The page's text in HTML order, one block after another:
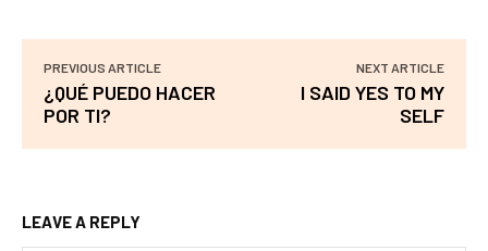
PREVIOUS ARTICLE
¿QUÉ PUEDO HACER
POR TI?
NEXT ARTICLE
I SAID YES TO MY
SELF
LEAVE A REPLY